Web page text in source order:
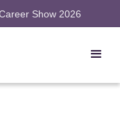
Show 2026